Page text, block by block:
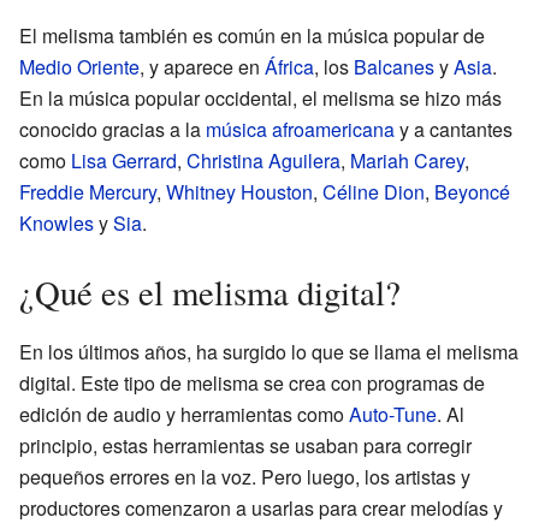
El melisma también es común en la música popular de
Medio Oriente, y aparece en África, los BalcanesyAsia.
En la música popular occidental, el melisma se hizo más
conocido gracias a la música afroamericanay a cantantes
como Lisa Gerrard, Christina Aguilera, Mariah Carey,
Freddie Mercury, Whitney Houston, Céline Dion, Beyoncé
KnowlesySia.
¿Qué es el melisma digital?
En los últimos años, ha surgido lo que se llama el melisma
digital. Este tipo de melisma se crea con programas de
edición de audio y herramientas comoAuto-Tune. Al
principio, estas herramientas se usaban para corregir
pequeños errores en la voz. Pero luego, los artistas y
productores comenzaron a usarlas para crear melodías y